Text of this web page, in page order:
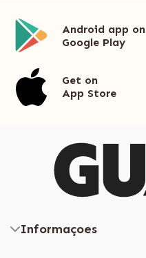
Android app on
Google Play
Get on
App Store
Informaçoes